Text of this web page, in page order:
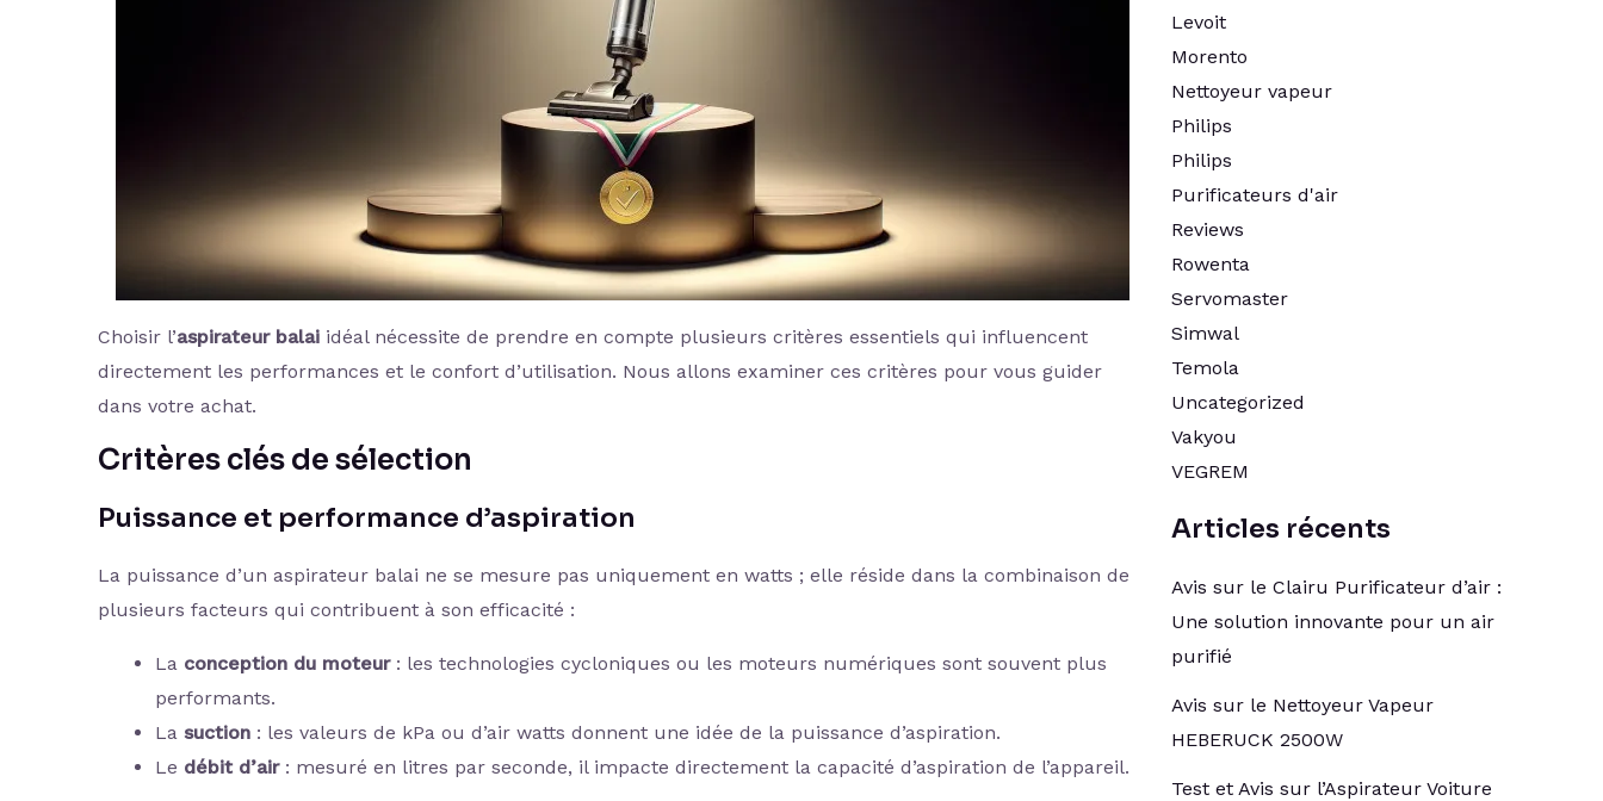
Choisir l’aspirateur balai idéal nécessite de prendre en compte plusieurs critères essentiels qui influencent
directement les performances et le confort d’utilisation. Nous allons examiner ces critères pour vous guider
dans votre achat.
Critères clés de sélection
Puissance et performance d’aspiration
La puissance d’un aspirateur balai ne se mesure pas uniquement en watts ; elle réside dans la combinaison de
plusieurs facteurs qui contribuent à son efficacité :
La conception du moteur: les technologies cycloniques ou les moteurs numériques sont souvent plus
performants.
La suction : les valeurs de kPa ou d’air watts donnent une idée de la puissance d’aspiration.
Le débit d’air: mesuré en litres par seconde, il impacte directement la capacité d’aspiration de l’appareil.
Levoit
Morento
Nettoyeur vapeur
Philips
Philips
Purificateurs d'air
Reviews
Rowenta
Servomaster
Simwal
Temola
Uncategorized
Vakyou
VEGREM
Articles récents
Avis sur le Clairu Purificateur d’air :
Une solution innovante pour un air
purifié
Avis sur le Nettoyeur Vapeur
HEBERUCK 2500W
Test et Avis sur l’Aspirateur Voiture